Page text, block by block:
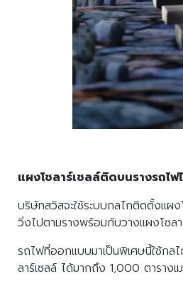
แผงโซลาร์เซลล์ติดบนรางรถไฟ
บริษัทสวิสจะใช้ระบบกลไกติดตั้งแ
วิ่งไปตามรางพร้อมกับวางแผงโซล
รถไฟที่ออกแบบมาเป็นพิเศษนี้ใช้กล
ลาร์เซลล์ ได้มากถึง 1,000 ตารางเ